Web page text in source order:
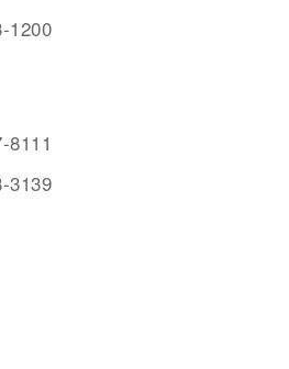
1200
8111
3139